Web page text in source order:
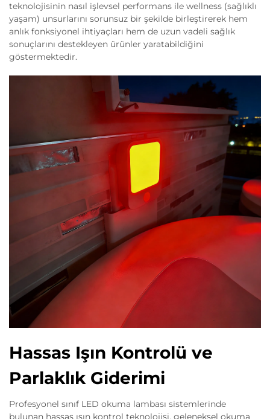
teknolojisinin nasıl işlevsel performans ile wellness (sağlıklı
yaşam) unsurlarını sorunsuz bir şekilde birleştirerek hem
anlık fonksiyonel ihtiyaçları hem de uzun vadeli sağlık
sonuçlarını destekleyen ürünler yaratabildiğini
göstermektedir.
Hassas Işın Kontrolü ve
Parlaklık Giderimi
Profesyonel sınıf LED okuma lambası sistemlerinde
bulunan hassas ışın kontrol teknolojisi, geleneksel okuma